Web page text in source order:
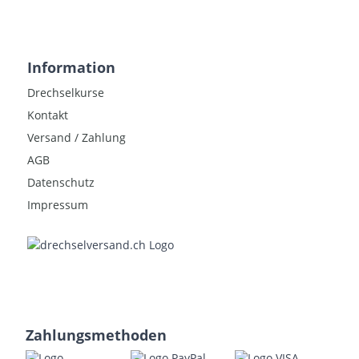
Information
Drechselkurse
Kontakt
Versand / Zahlung
AGB
Datenschutz
Impressum
Zahlungsmethoden